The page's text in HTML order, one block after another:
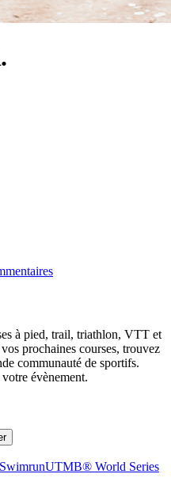
à pied, trail, triathlon, VTT et
prochaines courses, trouvez
communauté de sportifs.
évènement.
SwimrunUTMB® World Series